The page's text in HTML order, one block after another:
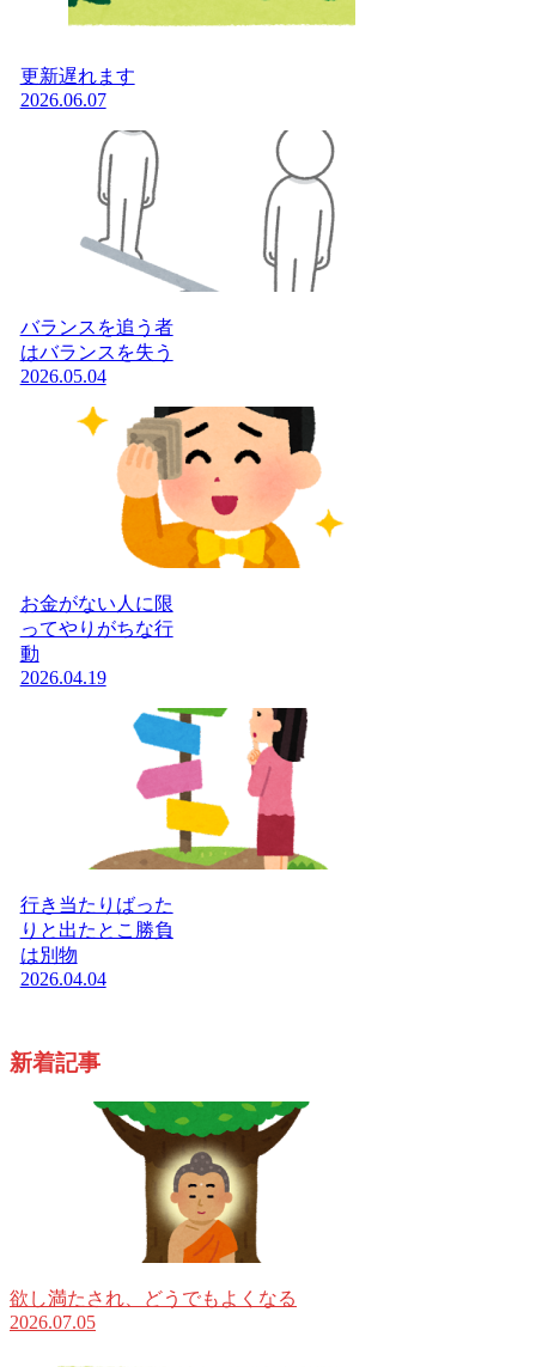
更新遅れます
2026.06.07
バランスを追う者
はバランスを失う
2026.05.04
お金がない人に限
ってやりがちな行
動
2026.04.19
行き当たりばった
りと出たとこ勝負
は別物
2026.04.04
新着記事
欲し満たされ、どうでもよくなる
2026.07.05